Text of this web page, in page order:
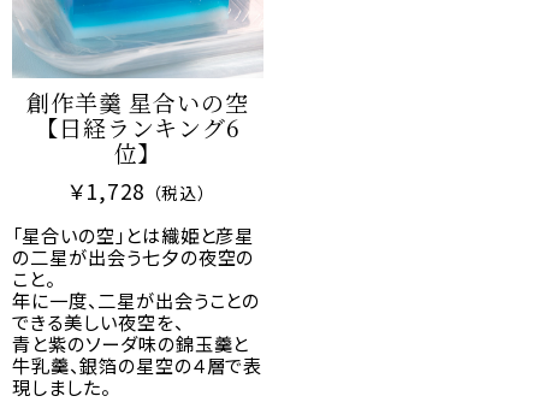
2024/11/13
東京・名古屋 催事出店のご案内
2024/10/10
10/19（土）秋の工場祭開催しま
す！
2024/09/30
山形県で55年愛される銘菓「リッ
プルパイ」が全国の三越伊勢丹
創作羊羹 星合いの空
【日経ランキング6
位】
￥1,728 （税込）
「星合いの空」とは織姫と彦星
の二星が出会う七夕の夜空の
こと。
年に一度、二星が出会うことの
できる美しい夜空を、
青と紫のソーダ味の錦玉羹と
牛乳羹、銀箔の星空の４層で表
現しました。